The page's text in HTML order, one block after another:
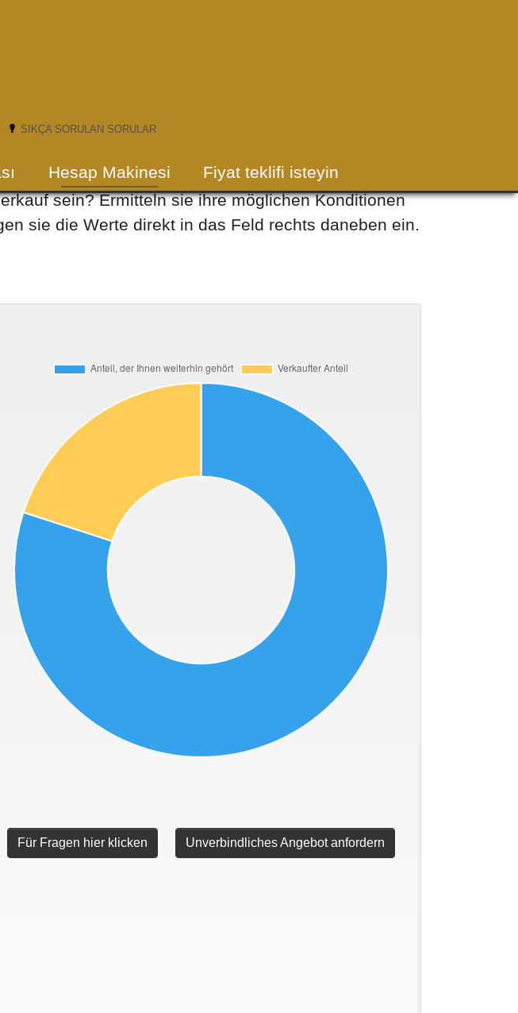
SIKÇA SORULAN SORULAR
Hesap Makinesi(current)Fiyat teklifi isteyin
sein? Ermitteln sie ihre möglichen Konditionen
sie die Werte direkt in das Feld rechts daneben ein.
Für Fragen hier klicken Unverbindliches Angebot anfordern